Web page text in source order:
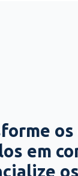
os
em